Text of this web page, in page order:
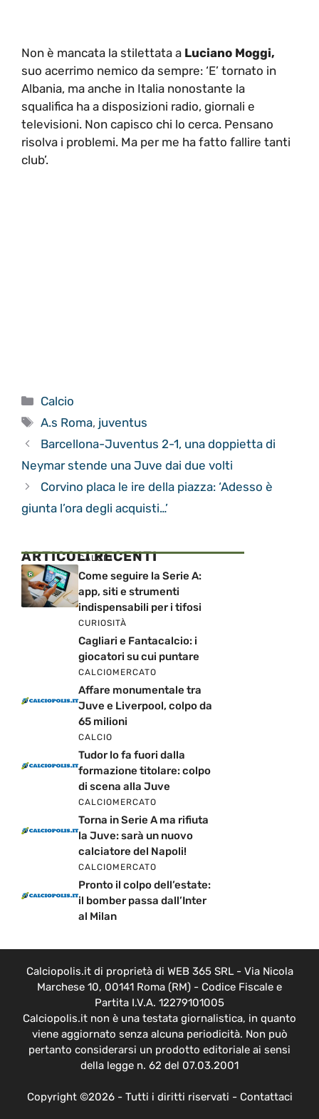
Non è mancata la stilettata a Luciano Moggi,
suo acerrimo nemico da sempre: ‘E’ tornato in
Albania, ma anche in Italia nonostante la
squalifica ha a disposizioni radio, giornali e
televisioni. Non capisco chi lo cerca. Pensano
risolva i problemi. Ma per me ha fatto fallire tanti
club’.
Categorie
Calcio
Tag
A.s Roma, juventus
Barcellona-Juventus 2-1, una doppietta di
Neymar stende una Juve dai due volti
Corvino placa le ire della piazza: ‘Adesso è
giunta l’ora degli acquisti…’
ARTICOLI RECENTI
CALCIO
Come seguire la Serie A:
app, siti e strumenti
indispensabili per i tifosi
CURIOSITÀ
Cagliari e Fantacalcio: i
giocatori su cui puntare
CALCIOMERCATO
Affare monumentale tra
Juve e Liverpool, colpo da
65 milioni
CALCIO
Tudor lo fa fuori dalla
formazione titolare: colpo
di scena alla Juve
CALCIOMERCATO
Torna in Serie A ma rifiuta
la Juve: sarà un nuovo
calciatore del Napoli!
CALCIOMERCATO
Pronto il colpo dell’estate:
il bomber passa dall’Inter
al Milan
Calciopolis.it di proprietà di WEB 365 SRL - Via Nicola
Marchese 10, 00141 Roma (RM) - Codice Fiscale e
Partita I.V.A. 12279101005
Calciopolis.it non è una testata giornalistica, in quanto
viene aggiornato senza alcuna periodicità. Non può
pertanto considerarsi un prodotto editoriale ai sensi
della legge n. 62 del 07.03.2001
Copyright ©2026 - Tutti i diritti riservati - Contattaci